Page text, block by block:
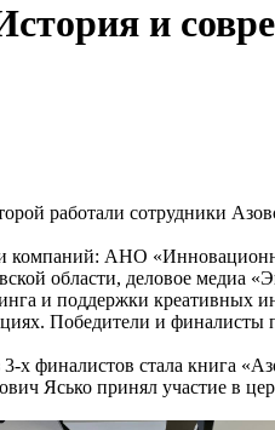
и
работали сотрудники
и компаний: АНО
области, деловое медиа
и поддержки
Победители и
финалистов стала книга
Ясько принял участие в